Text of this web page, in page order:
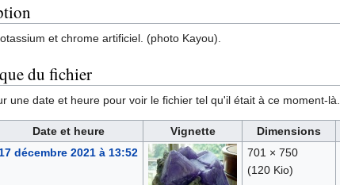
et chrome artificiel. (photo Kayou).
du fichier
une date et heure pour voir le fichier tel qu'il était à ce moment-là.
Date et heure Vignette Dimensions
17 décembre 2021 à 13:52
701 × 750
(120 Kio)